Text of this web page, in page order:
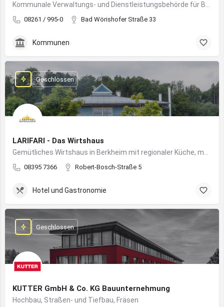
08261 / 995-0 Bad Wörishofer Straße 33
Kommunen
LARIFARI - Das Wirtshaus
08395 7366 Robert-Bosch-Straße 5
Geschlossen
Hotel und Gastronomie
KUTTER GmbH & Co. KG Bauunternehmung
Hochbau, Straßen- und Tiefbau, Fräsen
Geschlossen